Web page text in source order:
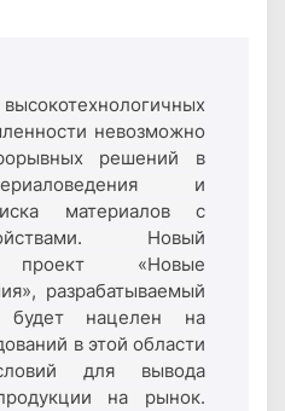
невозможно
решений в
и
материалов с
Новый
проект «Новые
разрабатываемый
будет нацелен на
в этой области
для вывода
на рынок.